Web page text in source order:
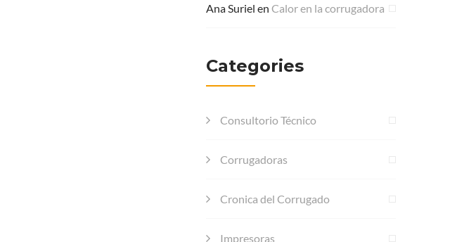
Ana Suriel en Calor en la corrugadora
Categories
Consultorio Técnico
Corrugadoras
Cronica del Corrugado
Impresoras